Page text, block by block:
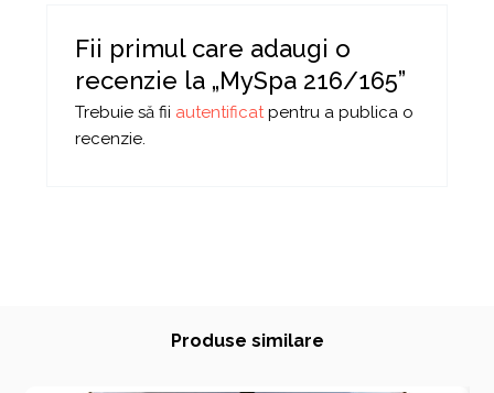
Fii primul care adaugi o
recenzie la „MySpa 216/165”
Trebuie să fii autentificatpentru a publica o
recenzie.
Produse similare